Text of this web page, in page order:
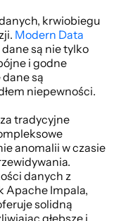
krwiobiegu
Modern Data
są nie tylko
i godne
są
niepewności.
tradycyjne
anomalii w czasie
danych z
Apache Impala,
solidną
głębsze i